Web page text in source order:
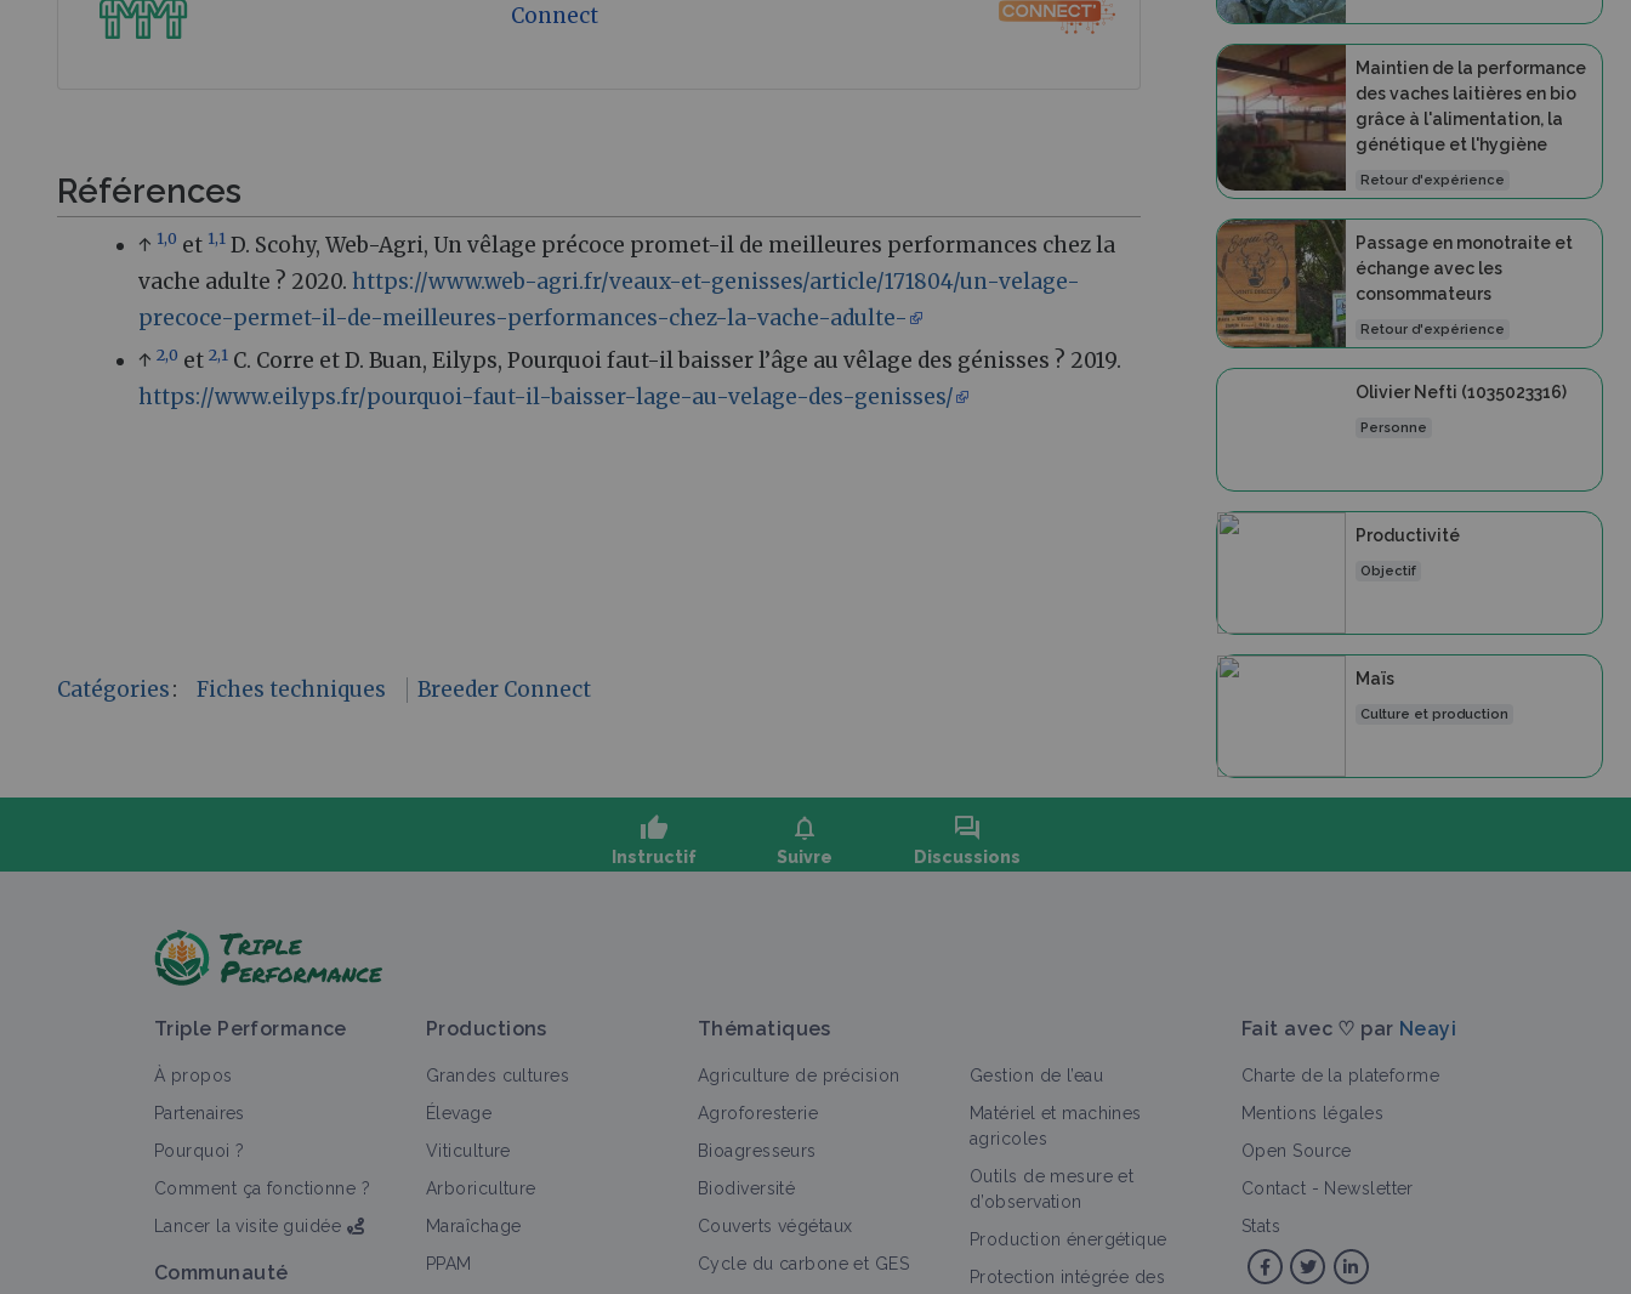
Connect
Références
↑ 1,0 et 1,1 D. Scohy, Web-Agri, Un vêlage précoce promet-il de meilleures performances chez la
vache adulte ? 2020.https://www.web-agri.fr/veaux-et-genisses/article/171804/un-velage-
precoce-permet-il-de-meilleures-performances-chez-la-vache-adulte-
↑2,0 et2,1 C. Corre et D. Buan, Eilyps, Pourquoi faut-il baisser l’âge au vêlage des génisses ? 2019.
https://www.eilyps.fr/pourquoi-faut-il-baisser-lage-au-velage-des-genisses/
Catégories: Fiches techniques Breeder Connect
Maintien de la performance
des vaches laitières en bio
grâce à l'alimentation, la
génétique et l'hygiène
Retour d'expérience
Passage en monotraite et
échange avec les
consommateurs
Retour d'expérience
Olivier Nefti (1035023316)
Personne
Productivité
Objectif
Maïs
Culture et production
thumb_up
Instructif
notifications
Suivre
forum
Discussions
Tout Portail thématique Retour d'expérience Personne Objectif Culture et production
>
Génétique/sélection des vaches laitières
Portail thématique
Triple Performance
À propos
Partenaires
Pourquoi ?
Comment ça fonctionne ?
Lancer la visite guidée
Communauté
Productions
Grandes cultures
Élevage
Viticulture
Arboriculture
Maraîchage
PPAM
Thématiques
Agriculture de précision
Agroforesterie
Bioagresseurs
Biodiversité
Couverts végétaux
Cycle du carbone et GES
Gestion de l’eau
Matériel et machines
agricoles
Outils de mesure et
d’observation
Production énergétique
Protection intégrée des
Fait avec ♡ par Neayi
Charte de la plateforme
Mentions légales
Open Source
Contact - Newsletter
Stats